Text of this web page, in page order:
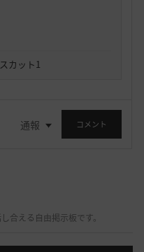
カット1
通報 コメント
合える自由掲示板です。